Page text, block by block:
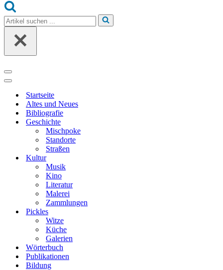
Suchen
nach …
Navigationsmenü
Navigationsmenü
Startseite
Altes und Neues
Bibliografie
Geschichte
Mischpoke
Standorte
Straßen
Kultur
Musik
Kino
Literatur
Malerei
Zammlungen
Pickles
Witze
Küche
Galerien
Wörterbuch
Publikationen
Bildung